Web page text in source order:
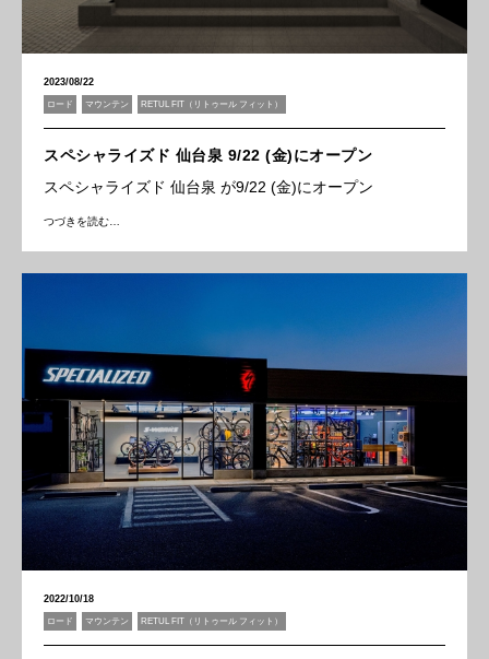
2023/08/22
ロード マウンテン RETUL FIT（リトゥール フィット）
スペシャライズド 仙台泉 9/22 (金)にオープン
スペシャライズド 仙台泉 が9/22 (金)にオープン
つづきを読む…
2022/10/18
ロード マウンテン RETUL FIT（リトゥール フィット）